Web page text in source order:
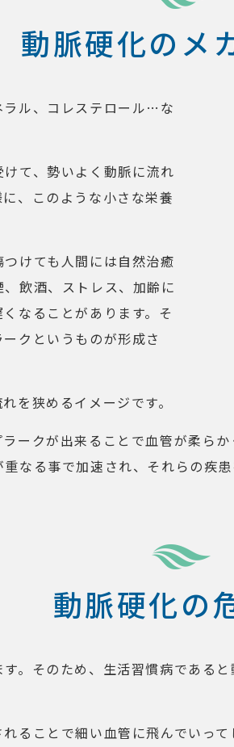
動脈硬化のメ
ラル、コレステロール…な
て、勢いよく動脈に流れ
、このような小さな栄養
けても人間には自然治癒
飲酒、ストレス、加齢に
なることがあります。そ
クというものが形成さ
を狭めるイメージです。
ークが出来ることで血管が柔ら
なる事で加速され、それらの疾
動脈硬化の
。そのため、生活習慣病である
ることで細い血管に飛んでいっ